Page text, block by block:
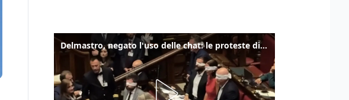
Delmastro, negato l'uso delle chat: le proteste di Avs e M5s